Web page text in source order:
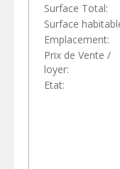
Surface Total:
Surface
Emplacement:
Prix de Vente /
loyer:
Etat: